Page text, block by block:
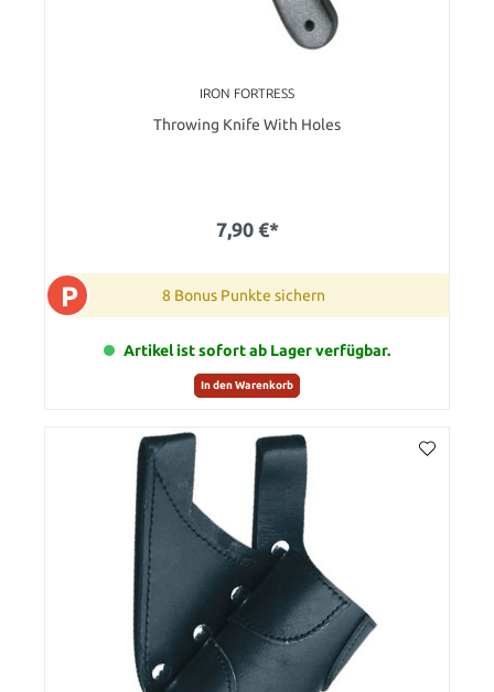
IRON FORTRESS
Throwing Knife With Holes
7,90 €*
P 8 Bonus Punkte sichern
Artikel ist sofort ab Lager verfügbar.
In den Warenkorb